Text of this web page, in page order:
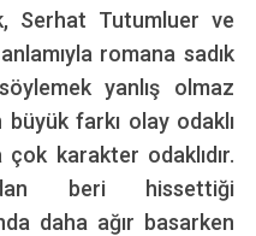
Serhat Tutumluer ve
romana sadık
yanlış olmaz
farkı olay odaklı
çok karakter odaklıdır.
beri hissettiği
daha ağır basarken